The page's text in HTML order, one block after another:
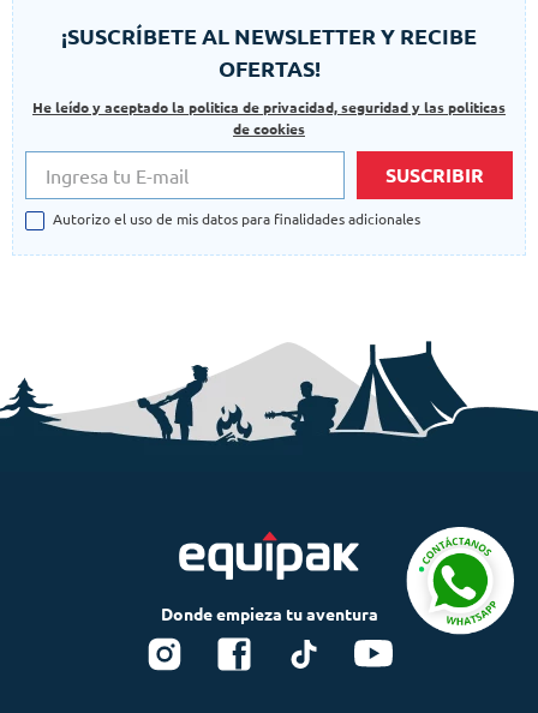
¡SUSCRÍBETE AL NEWSLETTER Y RECIBE
OFERTAS!
He leído y aceptado la politica de privacidad, seguridad y las politicas
de cookies
SUSCRIBIR
Autorizo el uso de mis datos para finalidades adicionales